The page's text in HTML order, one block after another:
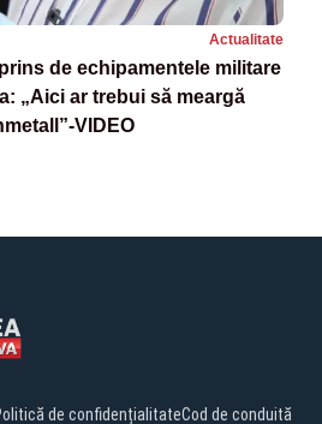
Actualitate
de echipamentele militare
„Aici ar trebui să meargă
VIDEO
de confidențialitateCod de conduită